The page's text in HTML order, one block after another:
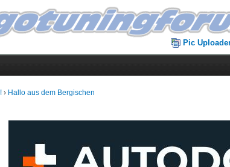
Pic
› Hallo aus dem Bergischen